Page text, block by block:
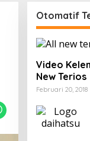
Otomatif
Video
New Terios
Februari 20, 2018